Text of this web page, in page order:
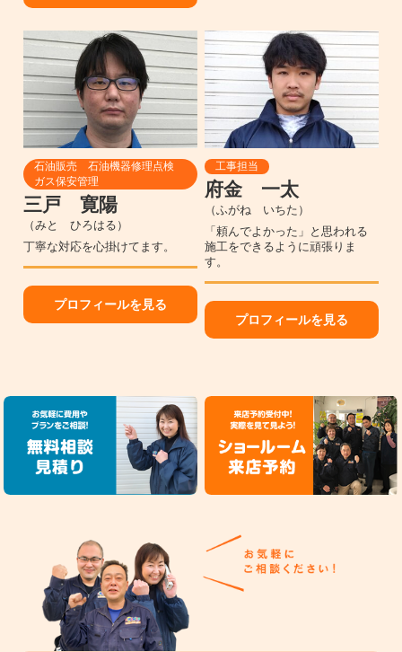
石油販売 石油機器修理点検
ガス保安管理
三戸 寛陽
（みと ひろはる）
丁寧な対応を心掛けてます。
プロフィールを見る
工事担当
府金 一太
（ふがね いちた）
「頼んでよかった」と思われる
施工をできるように頑張りま
す。
プロフィールを見る